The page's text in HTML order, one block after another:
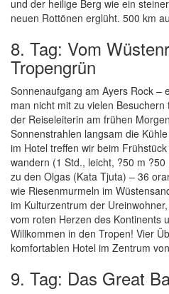
und der heilige Berg wie ein
neuen Rottönen erglüht. 500 km
8. Tag: Vom
Tropengrün
Sonnenaufgang am Ayers Rock –
man nicht mit zu vielen
der Reiseleiterin am frühen
Sonnenstrahlen langsam die
im Hotel treffen wir beim
wandern (1 Std., leicht, ?50 m
zu den Olgas (Kata Tjuta) – 36
wie Riesenmurmeln im
im Kulturzentrum der
vom roten Herzen des Kontinents
Willkommen in den Tropen! Vier
komfortablen Hotel im Zentrum
9. Tag: Das Great